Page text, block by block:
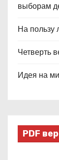
выборам
На пользу
Четверть
Идея на
PDF